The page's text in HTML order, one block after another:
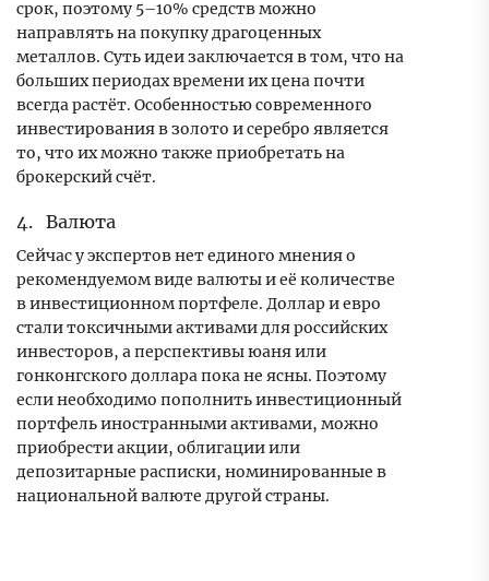
срок, поэтому 5–10% средств можно
направлять на покупку драгоценных
металлов. Суть идеи заключается в том, что на
больших периодах времени их цена почти
всегда растёт. Особенностью современного
инвестирования в золото и серебро является
то, что их можно также приобретать на
брокерский счёт.
4. Валюта
Сейчас у экспертов нет единого мнения о
рекомендуемом виде валюты и её количестве
в инвестиционном портфеле. Доллар и евро
стали токсичными активами для российских
инвесторов, а перспективы юаня или
гонконгского доллара пока не ясны. Поэтому
если необходимо пополнить инвестиционный
портфель иностранными активами, можно
приобрести акции, облигации или
депозитарные расписки, номинированные в
национальной валюте другой страны.